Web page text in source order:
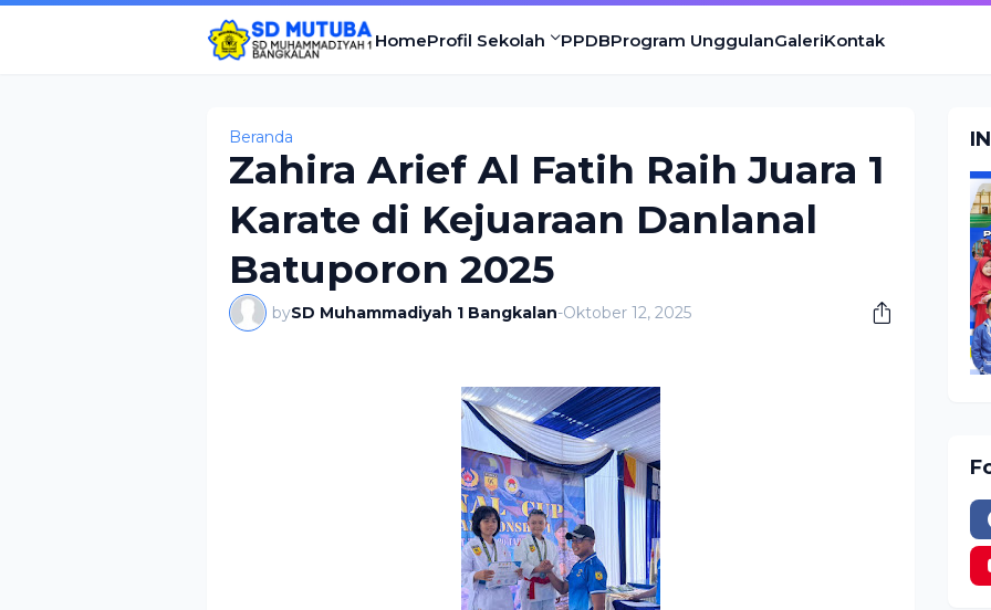
HomeProfil Sekolah PPDBProgram UnggulanGaleriKontak
Beranda
Zahira Arief Al Fatih Raih Juara 1
Karate di Kejuaraan Danlanal
Batuporon 2025
bySD Muhammadiyah 1 Bangkalan-Oktober 12, 2025